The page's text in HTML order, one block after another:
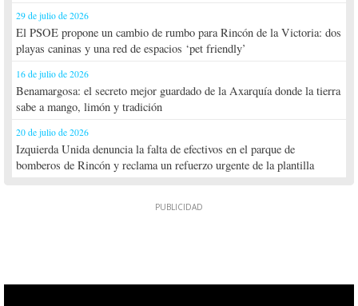
29 de julio de 2026
El PSOE propone un cambio de rumbo para Rincón de la Victoria: dos
playas caninas y una red de espacios ‘pet friendly’
16 de julio de 2026
Benamargosa: el secreto mejor guardado de la Axarquía donde la tierra
sabe a mango, limón y tradición
20 de julio de 2026
Izquierda Unida denuncia la falta de efectivos en el parque de
bomberos de Rincón y reclama un refuerzo urgente de la plantilla